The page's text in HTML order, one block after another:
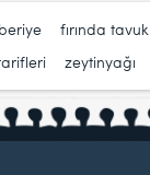
fırında tavuk
zeytinyağı